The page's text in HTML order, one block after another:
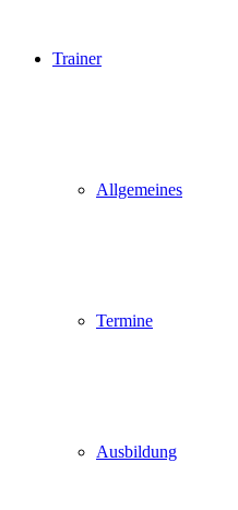
Trainer
Allgemeines
Termine
Ausbildung